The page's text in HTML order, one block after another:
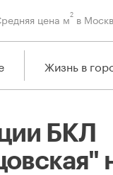
цена м2 в
Жизнь в
БКЛ